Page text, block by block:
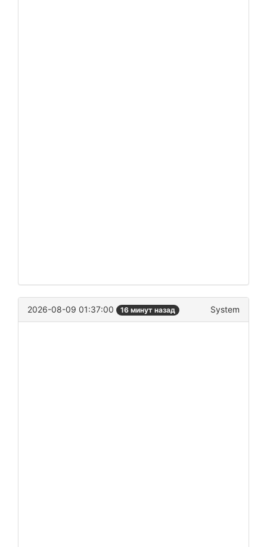
2026-08-09 01:37:00 16 минут назад System